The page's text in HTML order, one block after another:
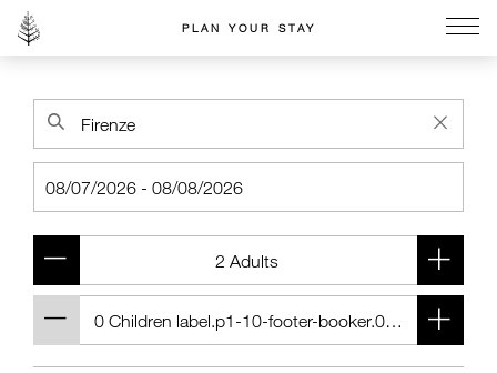
PLAN YOUR STAY